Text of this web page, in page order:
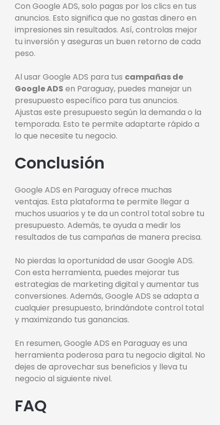
Con Google ADS, solo pagas por los clics en tus
anuncios. Esto significa que no gastas dinero en
impresiones sin resultados. Así, controlas mejor
tu inversión y aseguras un buen retorno de cada
peso.
Al usar Google ADS para tus campañas de
Google ADS en Paraguay, puedes manejar un
presupuesto específico para tus anuncios.
Ajustas este presupuesto según la demanda o la
temporada. Esto te permite adaptarte rápido a
lo que necesite tu negocio.
Conclusión
Google ADS en Paraguay ofrece muchas
ventajas. Esta plataforma te permite llegar a
muchos usuarios y te da un control total sobre tu
presupuesto. Además, te ayuda a medir los
resultados de tus campañas de manera precisa.
No pierdas la oportunidad de usar Google ADS.
Con esta herramienta, puedes mejorar tus
estrategias de marketing digital y aumentar tus
conversiones. Además, Google ADS se adapta a
cualquier presupuesto, brindándote control total
y maximizando tus ganancias.
En resumen, Google ADS en Paraguay es una
herramienta poderosa para tu negocio digital. No
dejes de aprovechar sus beneficios y lleva tu
negocio al siguiente nivel.
FAQ